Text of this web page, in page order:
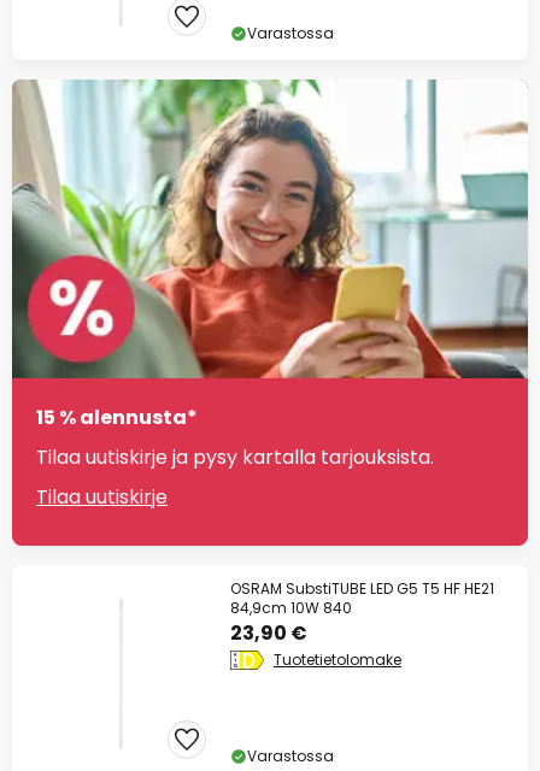
Varastossa
15 % alennusta*
Tilaa uutiskirje ja pysy kartalla tarjouksista.
Tilaa uutiskirje
OSRAM SubstiTUBE LED G5 T5 HF HE21
84,9cm 10W 840
23,90 €
Tuotetietolomake
Varastossa